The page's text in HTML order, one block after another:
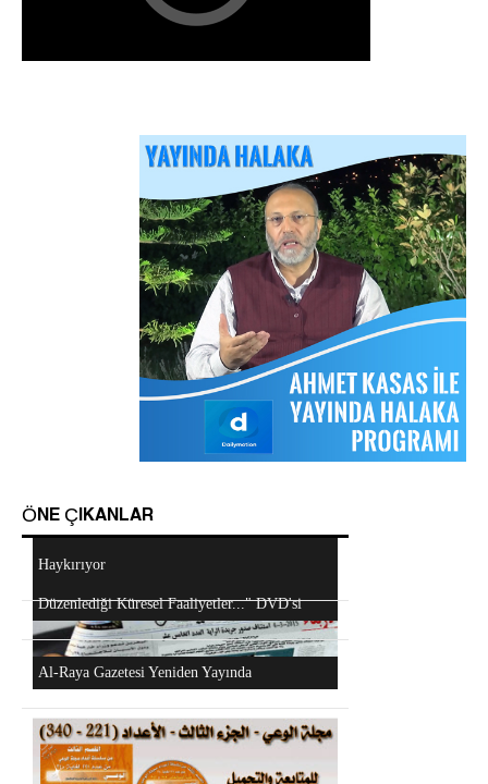
ÖNE ÇIKANLAR
Android Cihazlar İçin Anayasa Tasarısı
Hizb-ut Tahrir Kimdir?
Sorular ve Cevaplar
Mescidi Aksa İslam Ümmetine ve Ordulara
Haykırıyor
Arakan Müslümanları İslam Ümmetinden ve
Hizb-ut Tahrir Emirine Sorulanlar